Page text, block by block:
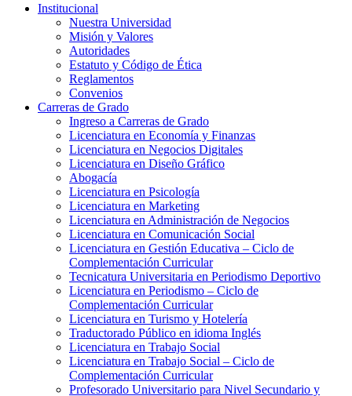
Institucional
Nuestra Universidad
Misión y Valores
Autoridades
Estatuto y Código de Ética
Reglamentos
Convenios
Carreras de Grado
Ingreso a Carreras de Grado
Licenciatura en Economía y Finanzas
Licenciatura en Negocios Digitales
Licenciatura en Diseño Gráfico
Abogacía
Licenciatura en Psicología
Licenciatura en Marketing
Licenciatura en Administración de Negocios
Licenciatura en Comunicación Social
Licenciatura en Gestión Educativa – Ciclo de
Complementación Curricular
Tecnicatura Universitaria en Periodismo Deportivo
Licenciatura en Periodismo – Ciclo de
Complementación Curricular
Licenciatura en Turismo y Hotelería
Traductorado Público en idioma Inglés
Licenciatura en Trabajo Social
Licenciatura en Trabajo Social – Ciclo de
Complementación Curricular
Profesorado Universitario para Nivel Secundario y